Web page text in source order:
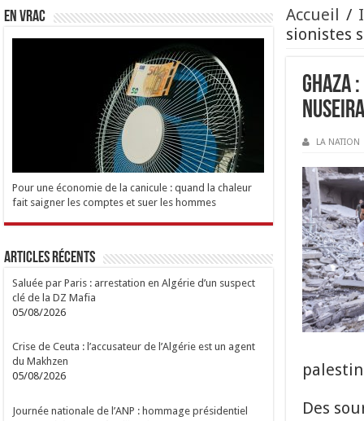
Accueil /
sionistes
Ghaza
LA NATION
Des
EN VRAC
Pour une économie de la canicule : quand la chaleur
fait saigner les comptes et suer les hommes
Articles Récents
Saluée par Paris : arrestation en Algérie d’un suspect
clé de la DZ Mafia
05/08/2026
Crise de Ceuta : l’accusateur de l’Algérie est un agent
du Makhzen
05/08/2026
Journée nationale de l’ANP : hommage présidentiel